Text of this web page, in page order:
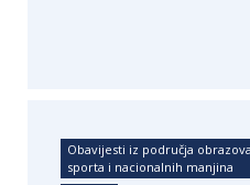
Obavijesti iz područja
sporta i nacionalnih manjina